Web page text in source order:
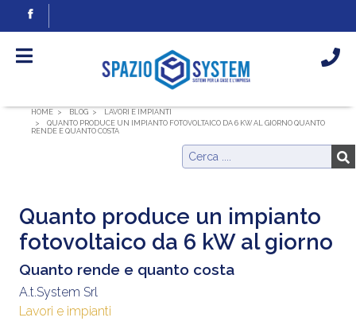
HOME BLOG
LAVORI E IMPIANTI
QUANTO PRODUCE UN IMPIANTO FOTOVOLTAICO DA 6 KW AL GIORNO QUANTO
RENDE E QUANTO COSTA
Quanto produce un impianto
fotovoltaico da 6 kW al giorno
Quanto rende e quanto costa
A.t.System Srl
Lavori e impianti